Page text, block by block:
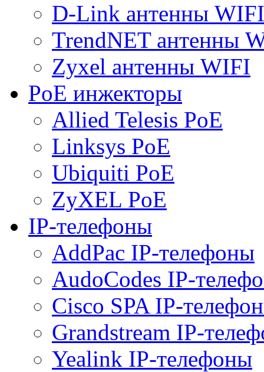
D-Link антенны WIFI
TrendNET антенны
Zyxel антенны WIFI
PoE инжекторы
Allied Telesis PoE
Linksys PoE
Ubiquiti PoE
ZyXEL PoE
IP-телефоны
AddPac IP-телефоны
AudoCodes IP-
Cisco SPA IP-
Grandstream IP-
Yealink IP-телефоны